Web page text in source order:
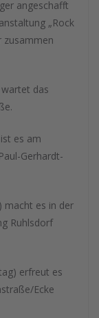
angeschafft
„Rock
zusammen
das
es am
Gerhardt-
macht es in der
Ruhlsdorf
erfreut es
Ecke